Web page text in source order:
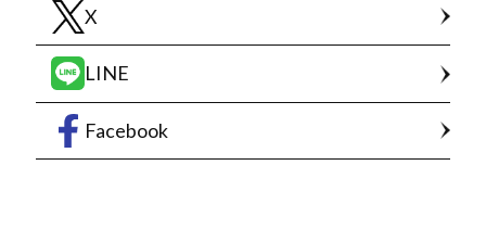
X
LINE
Facebook